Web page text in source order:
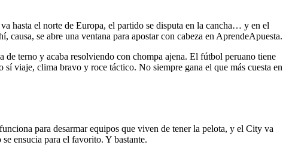
hasta el norte de Europa, el partido se disputa en la cancha… y en el
se abre una ventana para apostar con cabeza en AprendeApuesta.
de terno y acaba resolviendo con chompa ajena. El fútbol peruano tiene
viaje, clima bravo y roce táctico. No siempre gana el que más cuesta en
para desarmar equipos que viven de tener la pelota, y el City va
ensucia para el favorito. Y bastante.